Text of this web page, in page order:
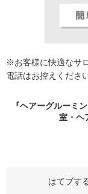
※お客様に快適なサ
電話はお控えください
『ヘアーグルーミ
室・ヘ